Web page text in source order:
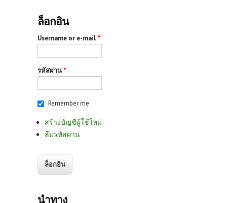
ล็อกอิน
Username or e-mail *
รหัสผ่าน *
Remember me
สร้างบัญชีผู้ใช้ใหม่
ลืมรหัสผ่าน
นำทาง